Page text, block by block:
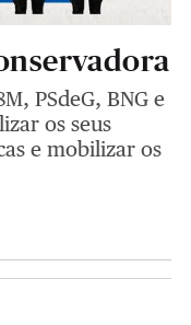
PSdeG, BNG e
os seus
e mobilizar os